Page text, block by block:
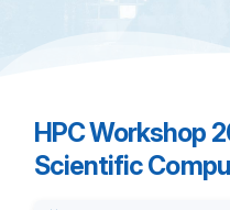
HPC Workshop
Scientific